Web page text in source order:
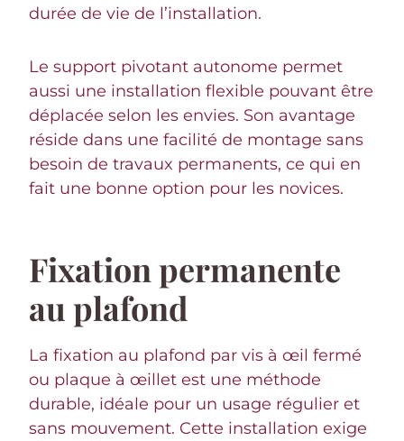
durée de vie de l’installation.
Le support pivotant autonome permet
aussi une installation flexible pouvant être
déplacée selon les envies. Son avantage
réside dans une facilité de montage sans
besoin de travaux permanents, ce qui en
fait une bonne option pour les novices.
Fixation permanente
au plafond
La fixation au plafond par vis à œil fermé
ou plaque à œillet est une méthode
durable, idéale pour un usage régulier et
sans mouvement. Cette installation exige